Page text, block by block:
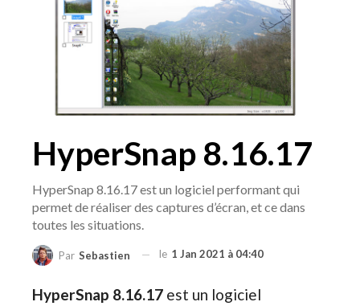
HyperSnap 8.16.17
HyperSnap 8.16.17 est un logiciel performant qui
permet de réaliser des captures d’écran, et ce dans
toutes les situations.
Par Sebastien le 1 Jan 2021 à 04:40
HyperSnap 8.16.17 est un logiciel